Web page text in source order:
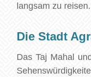
langsam zu reisen.
Die Stadt
Das Taj Mahal